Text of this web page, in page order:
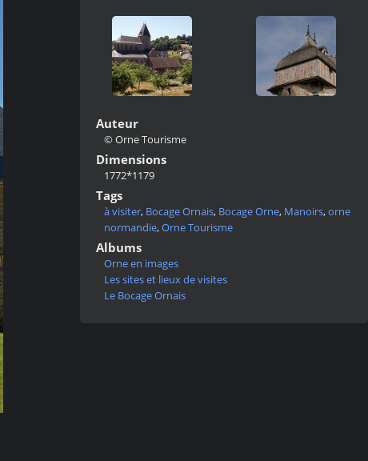
Auteur
© Orne Tourisme
Dimensions
1772*1179
Tags
à visiter, Bocage Ornais, Bocage Orne, Manoirs,orne
normandie,Orne Tourisme
Albums
Orne en images
Les sites et lieux de visites
Le Bocage Ornais